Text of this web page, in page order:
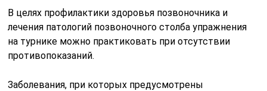
В целях профилактики здоровья позвоночника и
лечения патологий позвоночного столба упражнения
на турнике можно практиковать при отсутствии
противопоказаний.
Заболевания, при которых предусмотрены